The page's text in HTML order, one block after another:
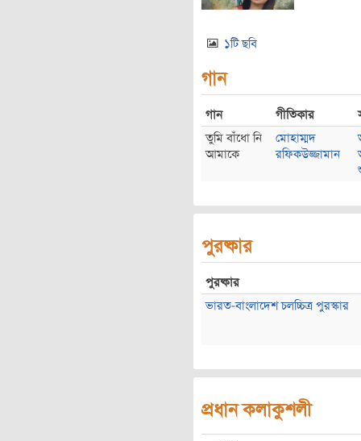
১টি ছবি
গান
গান গীতিকার
তুমি বাঁধো নি
আমাকে
মোহাম্মদ
রফিকউজ্জামান
পুরষ্কার
পুরষ্কার
ভারত-বাংলাদেশ চলচ্চিত্র পুরস্কার
প্রধান কলাকুশলী